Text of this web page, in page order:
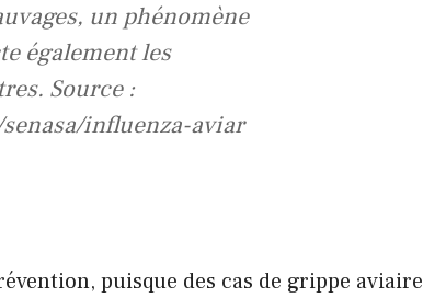
un phénomène
également les
Source :
influenza-aviar
puisque des cas de grippe aviaire